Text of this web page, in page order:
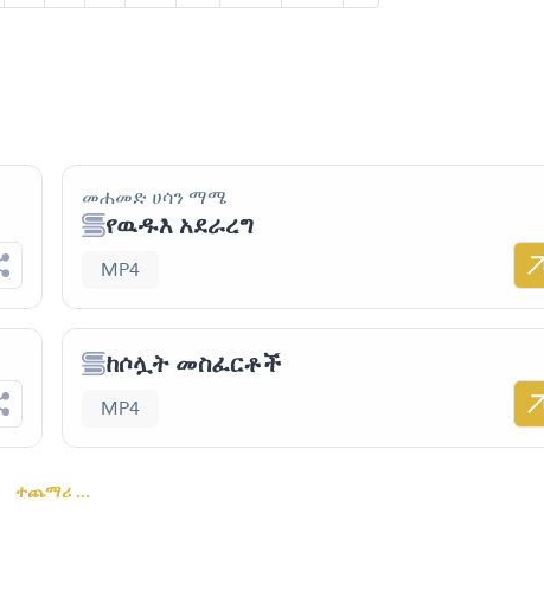
መሐመድ ሀሳን ማሜ
የዉዱእ አደራረግ
MP4
ከሶሏት መስፈርቶች
MP4
ተጨማሪ ...